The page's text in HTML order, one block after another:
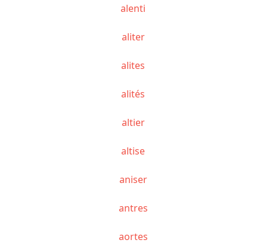
alenti
aliter
alites
alités
altier
altise
aniser
antres
aortes